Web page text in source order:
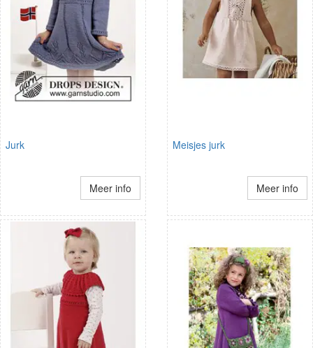
Jurk
Meer info
Meisjes jurk
Meer info